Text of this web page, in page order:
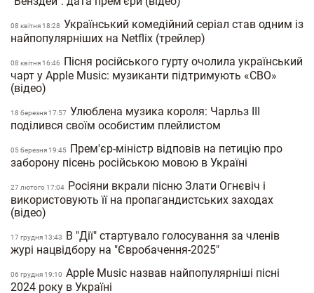
08 квiтня 18:28 Український комедійний серіал став одним із
найпопулярніших на Netflix (трейлер)
08 квiтня 16:46
Пісня російського гурту очолила український
чарт у Apple Music: музиканти підтримують «СВО»
(відео)
18 березня 17:57 Улюблена музика короля: Чарльз III
поділився своїм особистим плейлистом
05 березня 19:45 Прем'єр-міністр відповів на петицію про
заборону пісень російською мовою в Україні
27 лютого 17:04 Росіяни вкрали пісню Злати Огнєвіч і
використовують її на пропагандистських заходах
(відео)
17 грудня 13:43
В "Дії" стартувало голосування за членів
журі нацвідбору на "Євробачення-2025"
06 грудня 19:10 Apple Music назвав найпопулярніші пісні
2024 року в Україні